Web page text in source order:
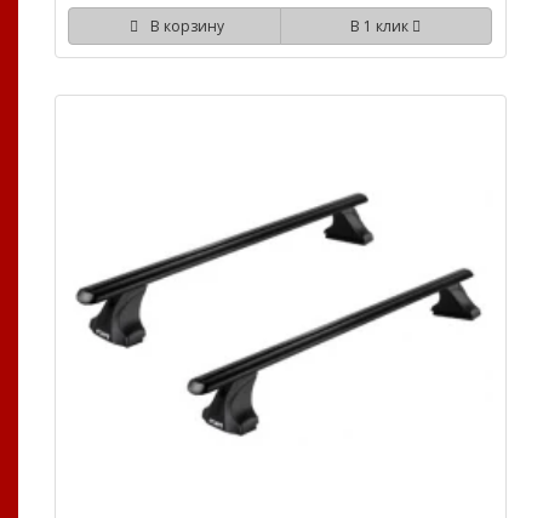
В корзину В 1 клик